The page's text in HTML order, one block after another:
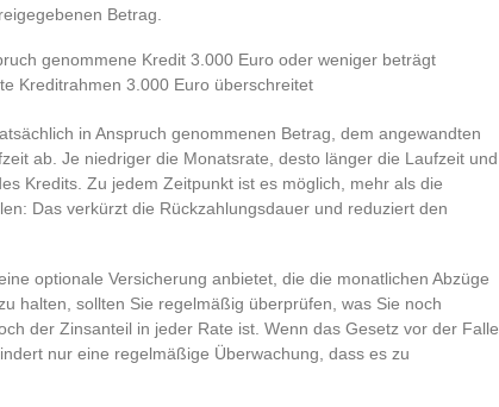
Betrag.
genommene Kredit 3.000 Euro oder weniger beträgt
Kreditrahmen 3.000 Euro überschreitet
in Anspruch genommenen Betrag, dem angewandten
ab. Je niedriger die Monatsrate, desto länger die Laufzeit und
Kredits. Zu jedem Zeitpunkt ist es möglich, mehr als die
Das verkürzt die Rückzahlungsdauer und reduziert den
optionale Versicherung anbietet, die die monatlichen Abzüge
halten, sollten Sie regelmäßig überprüfen, was Sie noch
der Zinsanteil in jeder Rate ist. Wenn das Gesetz vor der Falle
nur eine regelmäßige Überwachung, dass es zu